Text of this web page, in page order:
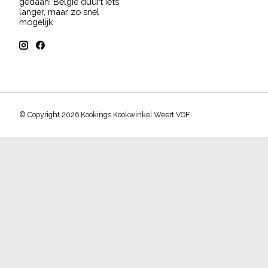
langer, maar zo snel
mogelijk
© Copyright 2026 Kookings Kookwinkel Weert VOF